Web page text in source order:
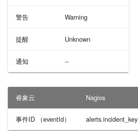
警告 Warning
提醒 Unknown
通知 --
睿象云 Nagios
事件ID （eventId） alerts.incident_key